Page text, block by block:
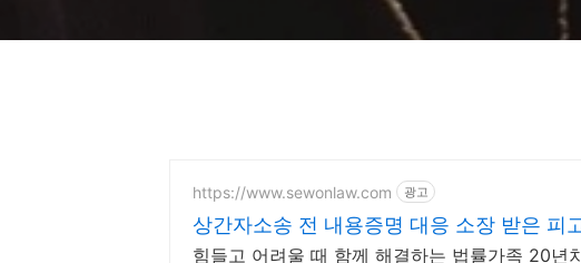
https://www.sewonlaw.com 광고
상간자소송 전 내용증명 대응 소장 받은 피
힘들고 어려울 때 함께 해결하는 법률가족 20년